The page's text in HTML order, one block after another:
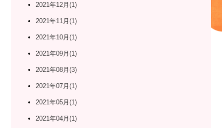
2021年12月(1)
2021年11月(1)
2021年10月(1)
2021年09月(1)
2021年08月(3)
2021年07月(1)
2021年05月(1)
2021年04月(1)